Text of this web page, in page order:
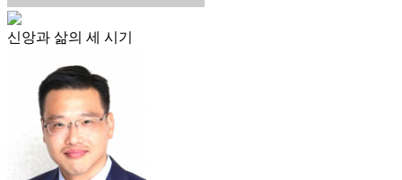
신앙과 삶의 세 시기